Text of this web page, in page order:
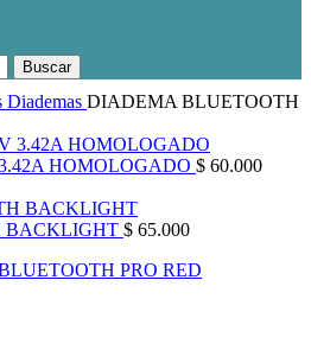
Buscar
Diademas DIADEMA BLUETOOTH
HOMOLOGADO $ 60.000
BACKLIGHT $ 65.000